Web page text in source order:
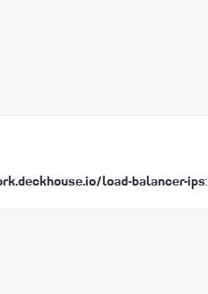
load-balancer-ips: